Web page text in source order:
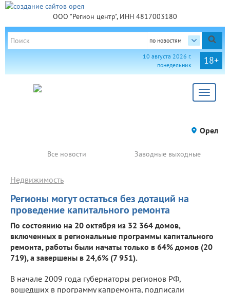
ООО "Регион центр", ИНН 4817003180
по новостям
18+
10 августа 2026 г.
понедельник
Toggle
Орел
Все новости Заводные выходные
Регионы могут остаться без дотаций на
проведение капитального ремонта
Недвижимость
По состоянию на 20 октября из 32 364 домов,
включенных в региональные программы капитального
ремонта, работы были начаты только в 64% домов (20
719), а завершены в 24,6% (7 951).
В начале 2009 года губернаторы регионов РФ,
вошедших в программу капремонта, подписали